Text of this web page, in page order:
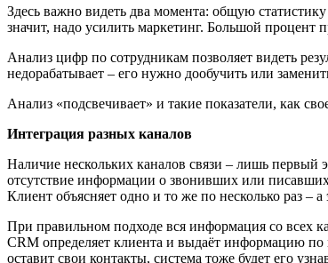
Здесь важно видеть два момента: общую
значит, надо усилить маркетинг. Большой
Анализ цифр по сотрудникам позволяет видеть
недорабатывает – его нужно дообучить или
Анализ «подсвечивает» и такие показатели, как
Интеграция разных каналов
Наличие нескольких каналов связи – лишь первый
отсутствие информации о звонивших или
Клиент объясняет одно и то же по несколько раз –
При правильном подходе вся информация со всех
CRM определяет клиента и выдаёт информацию
оставит свои контакты, система тоже будет его